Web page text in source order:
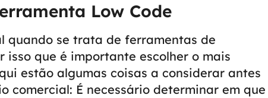
Low Code
quando se trata de ferramentas de
isso que é importante escolher o mais
estão algumas coisas a considerar antes
comercial: É necessário determinar em que